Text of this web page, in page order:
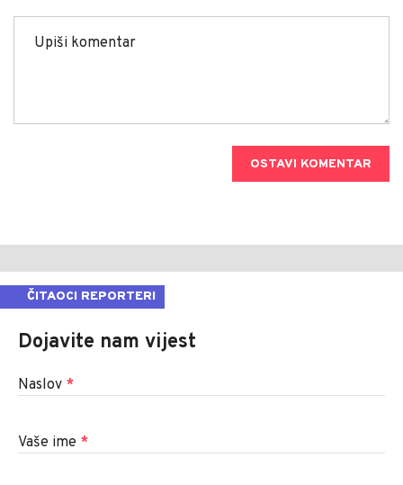
OSTAVI KOMENTAR
ČITAOCI REPORTERI
Dojavite nam vijest
Naslov *
Vaše ime *